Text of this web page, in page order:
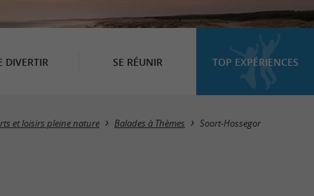
DIVERTIR SE RÉUNIR TOP EXPÉRIENCES
Masquer la carte
et loisirs pleine nature Balades à Thèmes Soort-Hossegor